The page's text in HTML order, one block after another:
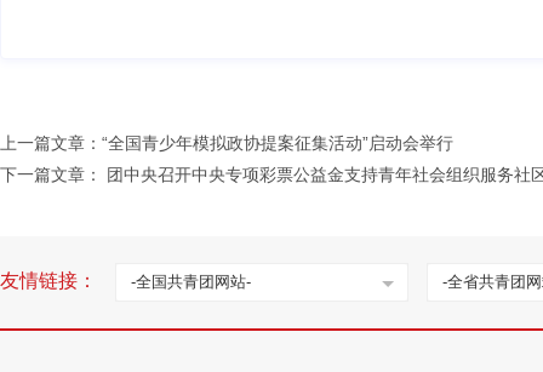
上一篇文章： “全国青少年模拟政协提案征集活动”启动会举行
下一篇文章：
团中央召开中央专项彩票公益金支持青年社会组织服务社
友情链接： -全国共青团网站- -全省共青团